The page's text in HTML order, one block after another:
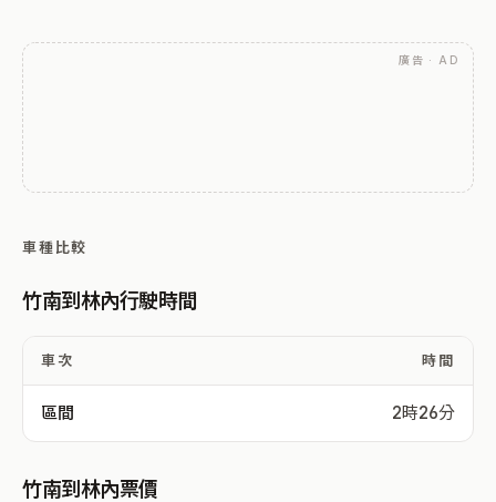
廣告 · AD
車種比較
竹南到林內行駛時間
車次 時間
區間 2時26分
竹南到林內票價